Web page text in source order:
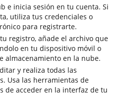
e inicia sesión en tu cuenta. Si
utiliza tus credenciales o
para registrarte.
registro, añade el archivo que
en tu dispositivo móvil o
almacenamiento en la nube.
y realiza todas las
Usa las herramientas de
de acceder en la interfaz de tu